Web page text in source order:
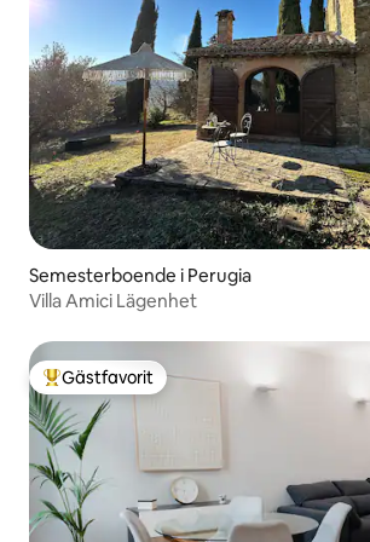
Semesterboende i Perugia
Villa Amici Lägenhet
Populär gästfavorit
Gästfavorit